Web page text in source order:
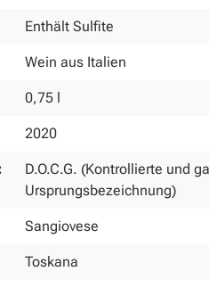
Enthält Sulfite
Wein aus Italien
0,75 l
2020
D.O.C.G. (Kontrollierte und
Ursprungsbezeichnung)
Sangiovese
Toskana